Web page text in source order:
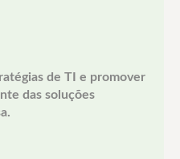
de TI e promover
das soluções